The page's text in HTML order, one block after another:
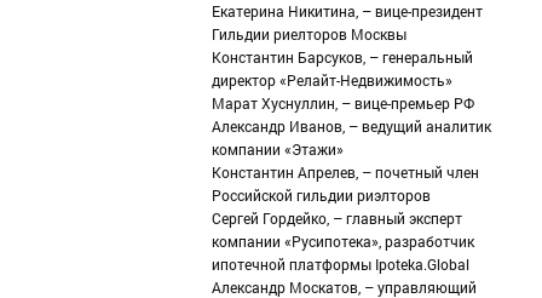
Екатерина Никитина, – вице-президент
Гильдии риелторов Москвы
Константин Барсуков, – генеральный
директор «Релайт-Недвижимость»
Марат Хуснуллин, – вице-премьер РФ
Александр Иванов, – ведущий аналитик
компании «Этажи»
Константин Апрелев, – почетный член
Российской гильдии риэлторов
Сергей Гордейко, – главный эксперт
компании «Русипотека», разработчик
ипотечной платформы Ipoteka.Global
Александр Москатов, – управляющий